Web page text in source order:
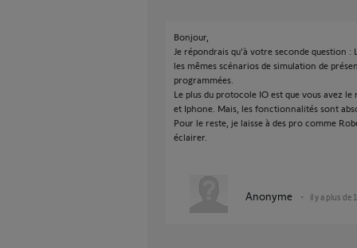
Bonjour,
Je répondrais qu'à votre seconde question
les mêmes scénarios de simulation de
programmées.
Le plus du protocole IO est que vous avez
et Iphone. Mais, les fonctionnalités sont
Pour le reste, je laisse à des pro comme
éclairer.
Anonyme il y a plus de